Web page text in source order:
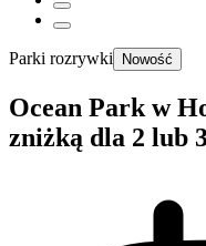
Parki rozrywki Nowość
Ocean Park w
zniżką dla 2 lub